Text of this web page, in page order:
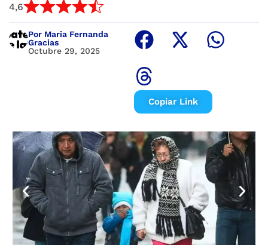
4,6
Por Maria Fernanda
Gracias
Octubre 29, 2025
Copiar Link